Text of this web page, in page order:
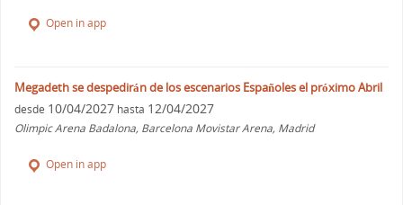
Open in app
Megadeth se despedirán de los escenarios Españoles el próximo Abril
desde 10/04/2027 hasta 12/04/2027
Olimpic Arena Badalona, Barcelona Movistar Arena, Madrid
Open in app